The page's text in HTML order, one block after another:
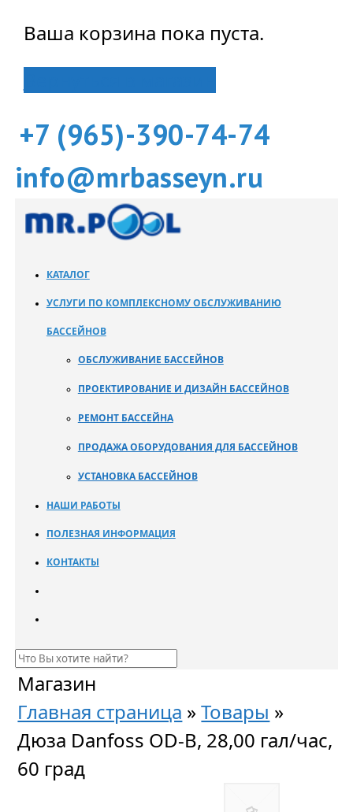
Ваша корзина пока пуста.
+7 (965)-390-74-74
info@mrbasseyn.ru
КАТАЛОГ
УСЛУГИ ПО КОМПЛЕКСНОМУ ОБСЛУЖИВАНИЮ
БАССЕЙНОВ
ОБСЛУЖИВАНИЕ БАССЕЙНОВ
ПРОЕКТИРОВАНИЕ И ДИЗАЙН БАССЕЙНОВ
РЕМОНТ БАССЕЙНА
ПРОДАЖА ОБОРУДОВАНИЯ ДЛЯ БАССЕЙНОВ
УСТАНОВКА БАССЕЙНОВ
НАШИ РАБОТЫ
ПОЛЕЗНАЯ ИНФОРМАЦИЯ
КОНТАКТЫ
Магазин
Главная страница »Товары »
Дюза Danfoss OD-B, 28,00 гал/час,
60 град